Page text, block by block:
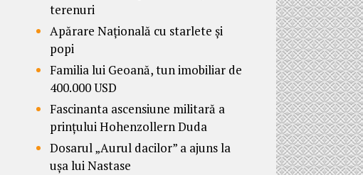
terenuri
Apărare Națională cu starlete și
popi
Familia lui Geoană, tun imobiliar de
400.000 USD
Fascinanta ascensiune militară a
prințului Hohenzollern Duda
Dosarul „Aurul dacilor” a ajuns la
ușa lui Nastase